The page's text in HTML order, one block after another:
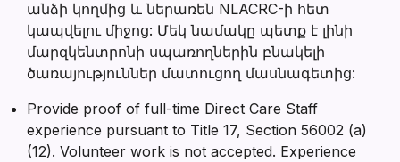
անձի կողմից և ներառեն NLACRC-ի հետ
կապվելու միջոց: Մեկ նամակը պետք է լինի
մարզկենտրոնի սպառողներին բնակելի
ծառայություններ մատուցող մասնագետից:
Provide proof of full-time Direct Care Staff
experience pursuant to Title 17, Section 56002 (a)
(12). Volunteer work is not accepted. Experience